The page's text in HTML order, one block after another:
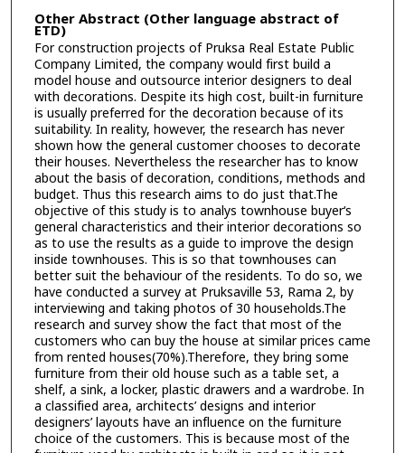
Other Abstract (Other language abstract of
ETD)
For construction projects of Pruksa Real Estate Public
Company Limited, the company would first build a
model house and outsource interior designers to deal
with decorations. Despite its high cost, built-in furniture
is usually preferred for the decoration because of its
suitability. In reality, however, the research has never
shown how the general customer chooses to decorate
their houses. Nevertheless the researcher has to know
about the basis of decoration, conditions, methods and
budget. Thus this research aims to do just that.The
objective of this study is to analys townhouse buyer‘s
general characteristics and their interior decorations so
as to use the results as a guide to improve the design
inside townhouses. This is so that townhouses can
better suit the behaviour of the residents. To do so, we
have conducted a survey at Pruksaville 53, Rama 2, by
interviewing and taking photos of 30 households.The
research and survey show the fact that most of the
customers who can buy the house at similar prices came
from rented houses(70%).Therefore, they bring some
furniture from their old house such as a table set, a
shelf, a sink, a locker, plastic drawers and a wardrobe. In
a classified area, architects’ designs and interior
designers’ layouts have an influence on the furniture
choice of the customers. This is because most of the